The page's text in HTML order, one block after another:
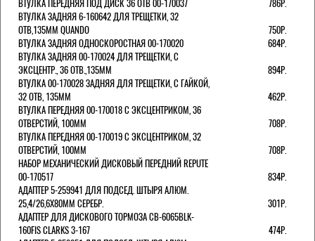
ВТУЛКА ПЕРЕДНЯЯ ПОД ДИСК 36 ОТВ 00-170037
786Р.
ВТУЛКА ЗАДНЯЯ 6-160642 ДЛЯ ТРЕЩЕТКИ, 32
ОТВ,135ММ QUANDO
750Р.
ВТУЛКА ЗАДНЯЯ ОДНОСКОРОСТНАЯ 00-170020
684Р.
ВТУЛКА ЗАДНЯЯ 00-170024 ДЛЯ ТРЕЩЕТКИ, С
ЭКСЦЕНТР., 36 ОТВ.,135ММ
894Р.
ВТУЛКА 00-170028 ЗАДНЯЯ ДЛЯ ТРЕЩЕТКИ, С ГАЙКОЙ,
32 ОТВ, 135ММ
462Р.
ВТУЛКА ПЕРЕДНЯЯ 00-170018 С ЭКСЦЕНТРИКОМ, 36
ОТВЕРСТИЙ, 100ММ
708Р.
ВТУЛКА ПЕРЕДНЯЯ 00-170019 С ЭКСЦЕНТРИКОМ, 32
ОТВЕРСТИЙ, 100ММ
708Р.
НАБОР МЕХАНИЧЕСКИЙ ДИСКОВЫЙ ПЕРЕДНИЙ REPUTE
00-170517
834Р.
АДАПТЕР 5-259941 ДЛЯ ПОДСЕД. ШТЫРЯ АЛЮМ.
25,4/26,6Х80ММ СЕРЕБР.
301Р.
АДАПТЕР ДЛЯ ДИСКОВОГО ТОРМОЗА CB-6065BLK-
160FIS CLARKS 3-167
474Р.